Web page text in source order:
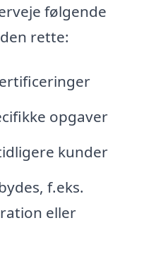
følgende
rette:
opgaver
kunder
f.eks.
eller